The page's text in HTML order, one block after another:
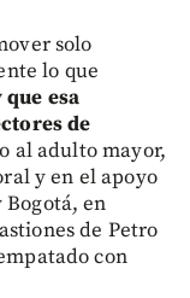
solo
lo que
esa
de
al adulto mayor,
y en el apoyo
en
de Petro
con